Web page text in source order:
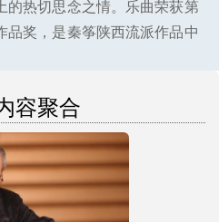
的热切思念之情。乐曲荣获第
品奖，是秦筝陕西流派作品中
容聚合